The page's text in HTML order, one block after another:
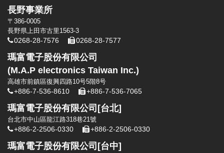
長野事業所
〒386-0005
長野県上田市古里1563-3
0268-28-7576 0268-28-7577
瑪富電子股份有限公司
(M.A.P electronics Taiwan Inc.)
高雄市前鎮區復興四路10号5階8号
+886-7-536-8610 +886-7-536-7065
瑪富電子股份有限公司[台北]
台北市中山區龍江路318巷21號
+886-2-2506-0330 +886-2-2506-0330
瑪富電子股份有限公司[台中]